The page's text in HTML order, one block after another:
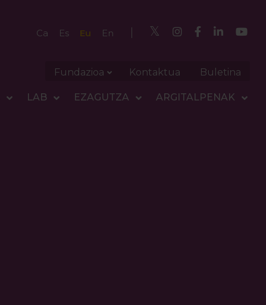
Ca Es Eu En
Fundazioa Kontaktua Buletina
LAB EZAGUTZA ARGITALPENAK